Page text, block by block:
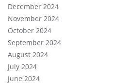
December 2024
November 2024
October 2024
September 2024
August 2024
July 2024
June 2024